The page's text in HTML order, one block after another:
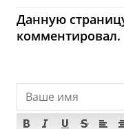
Мушина
Данную